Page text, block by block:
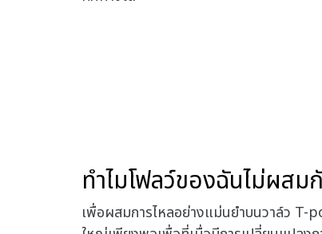
ทําไมโฟลว์ของฉันไม่ผสม
เพื่อผสมการไหลอย่างแม่นยำบนวาล์ว